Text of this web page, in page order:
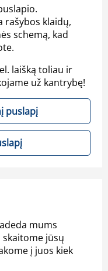
rašybos klaidų,
schemą, kad
laišką toliau ir
už kantrybę!
puslapį
mums
skaitome jūsų
į juos kiek